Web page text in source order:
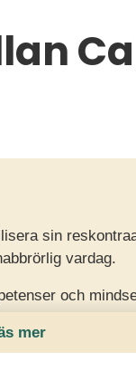
sin
vardag.
och
och samspelt
mer